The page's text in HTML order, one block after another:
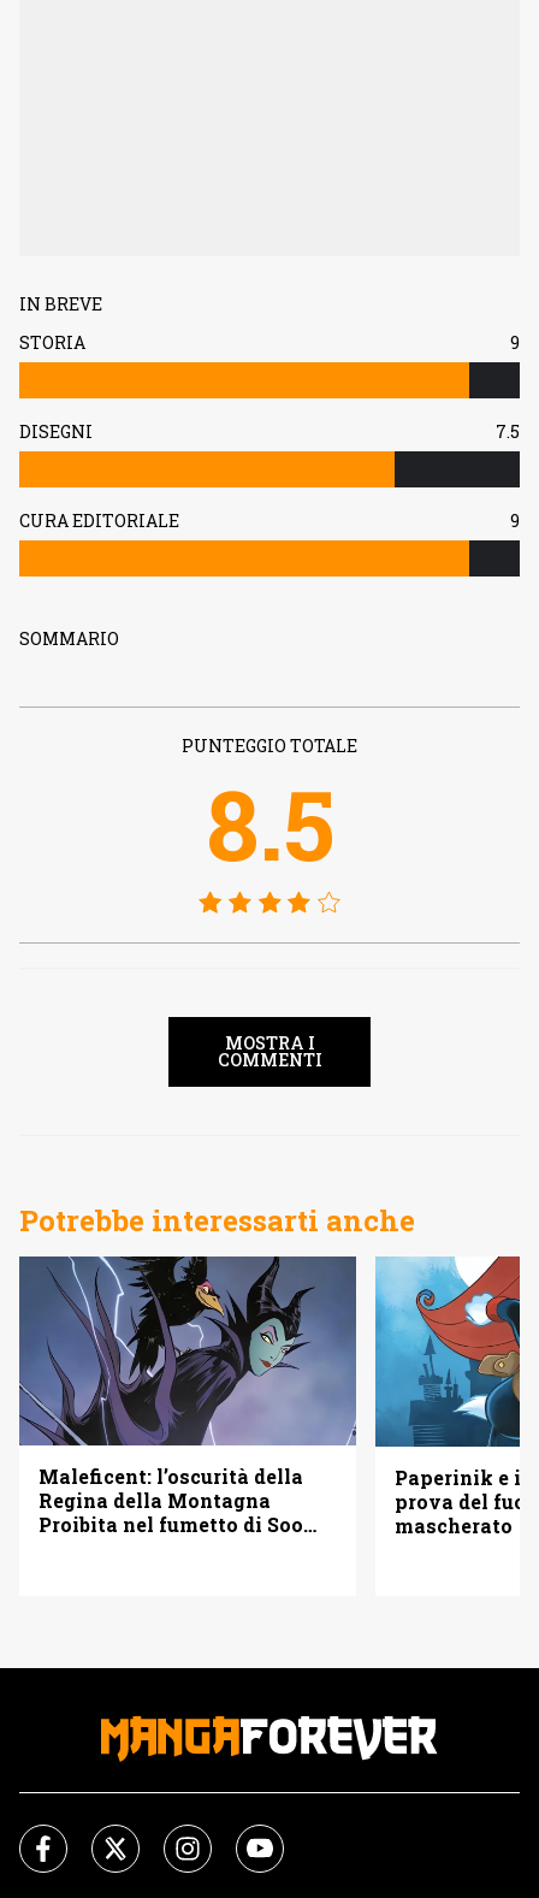
IN BREVE
STORIA
9
DISEGNI 7.5
CURA EDITORIALE 9
SOMMARIO
PUNTEGGIO TOTALE
8.5
MOSTRA I
COMMENTI
Potrebbe interessarti anche
Maleficent: l’oscurità della
Regina della Montagna
Proibita nel fumetto di Soo
Paperinik e i
prova del
mascherato